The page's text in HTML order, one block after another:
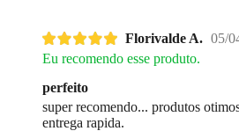
Florivalde A. 05/
Eu recomendo esse produto.
perfeito
super recomendo... produtos
entrega rapida.